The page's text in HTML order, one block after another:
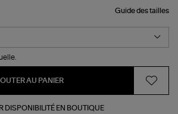
Guide des tailles
AU PANIER
DISPONIBILITÉ EN BOUTIQUE